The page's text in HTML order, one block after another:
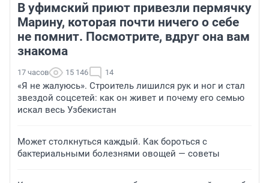
В уфимский приют привезли пермячку
Марину, которая почти ничего о себе
не помнит. Посмотрите, вдруг она вам
знакома
17 часов 15 146 14
«Я не жалуюсь». Строитель лишился рук и ног и стал
звездой соцсетей: как он живет и почему его семью
искал весь Узбекистан
Может столкнуться каждый. Как бороться с
бактериальными болезнями овощей — советы